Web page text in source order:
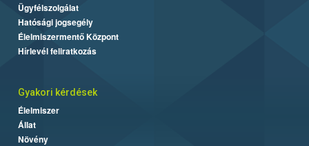
Ügyfélszolgálat
Hatósági jogsegély
Élelmiszermentő Központ
Hírlevél feliratkozás
Gyakori kérdések
Élelmiszer
Állat
Növény